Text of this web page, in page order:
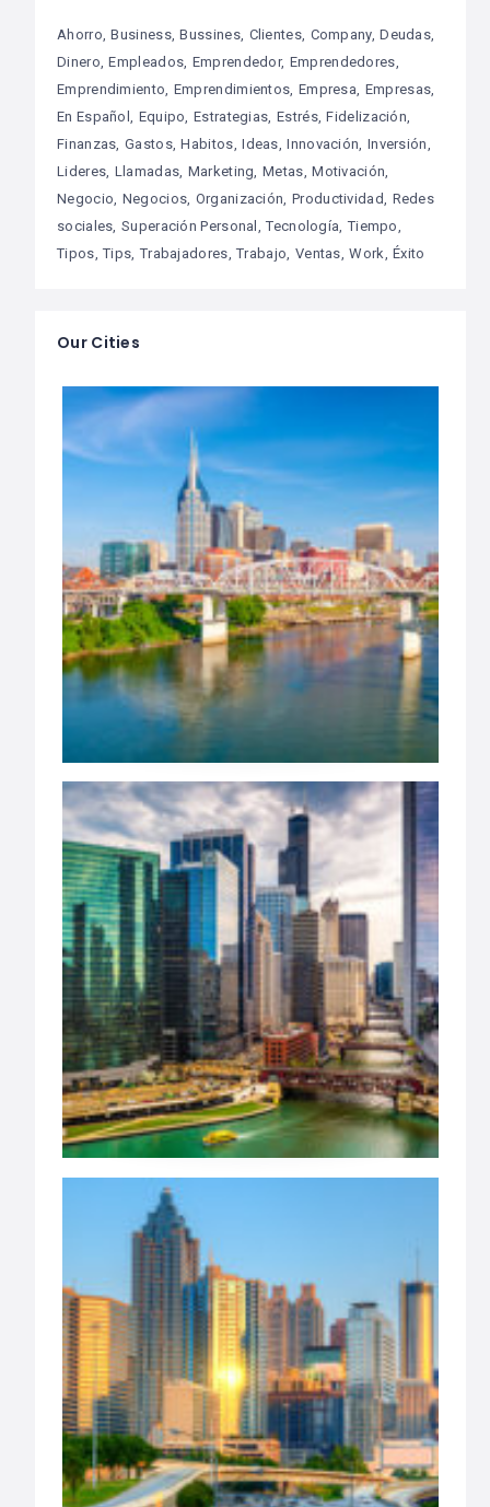
Ahorro Business Bussines Clientes Company Deudas
Dinero Empleados Emprendedor Emprendedores
Emprendimiento Emprendimientos Empresa Empresas
En Español Equipo Estrategias Estrés Fidelización
Finanzas Gastos Habitos Ideas Innovación Inversión
Lideres Llamadas Marketing Metas Motivación
Negocio Negocios Organización Productividad Redes
sociales Superación Personal Tecnología Tiempo
Tipos Tips Trabajadores Trabajo Ventas Work Éxito
Our Cities